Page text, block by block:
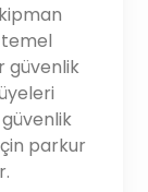
temel
güvenlik
parkur